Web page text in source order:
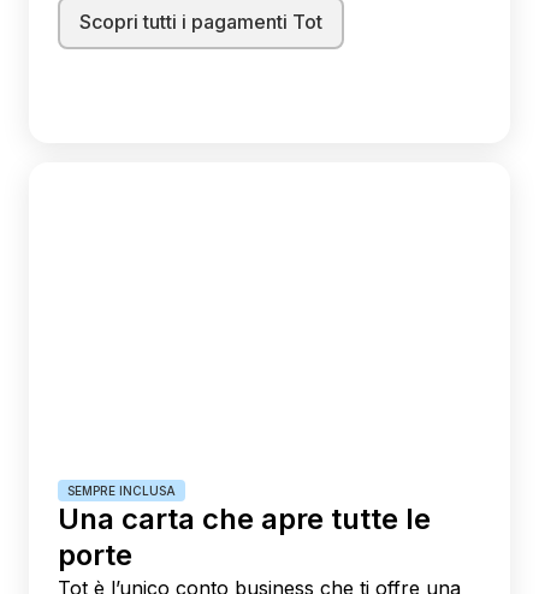
Scopri tutti i pagamenti Tot
SEMPRE INCLUSA
Una carta che apre tutte le
porte
Tot è l’unico conto business che ti offre una